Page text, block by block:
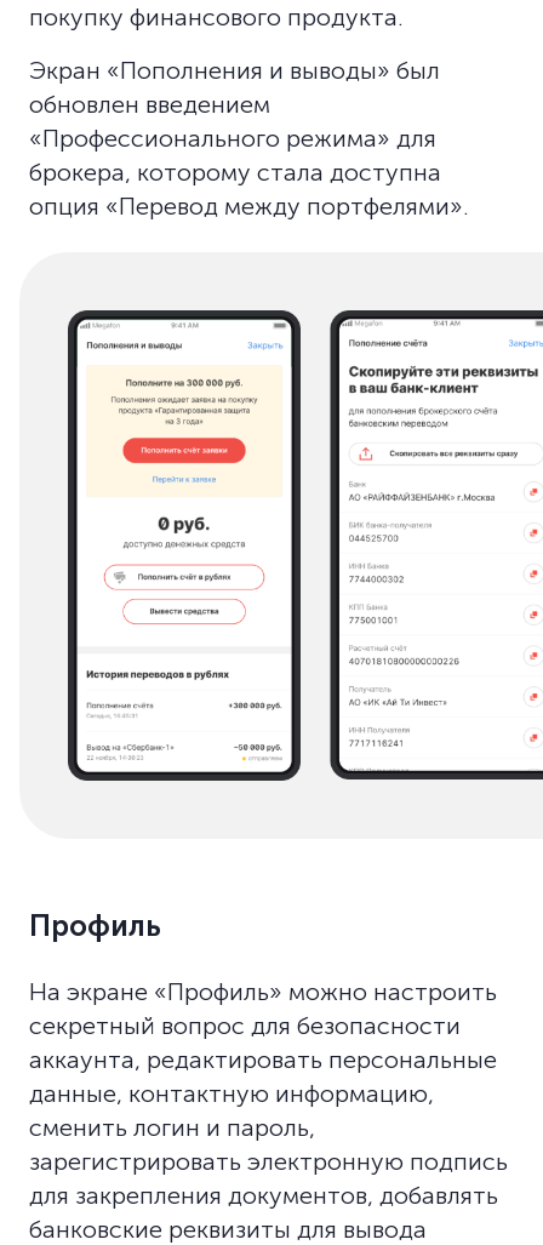
покупку финансового продукта.
Экран «Пополнения и выводы» был
обновлен введением
«Профессионального режима» для
брокера, которому стала доступна
опция «Перевод между портфелями».
Профиль
На экране «Профиль» можно настроить
секретный вопрос для безопасности
аккаунта, редактировать персональные
данные, контактную информацию,
сменить логин и пароль,
зарегистрировать электронную подпись
для закрепления документов, добавлять
банковские реквизиты для вывода